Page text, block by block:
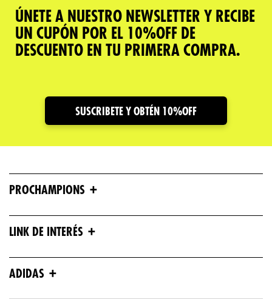
ÚNETE A NUESTRO NEWSLETTER Y RECIBE
UN CUPÓN POR EL 10%OFF DE
DESCUENTO EN TU PRIMERA COMPRA.
SUSCRIBETE Y OBTÉN 10%OFF
PROCHAMPIONS +
LINK DE INTERÉS +
ADIDAS +